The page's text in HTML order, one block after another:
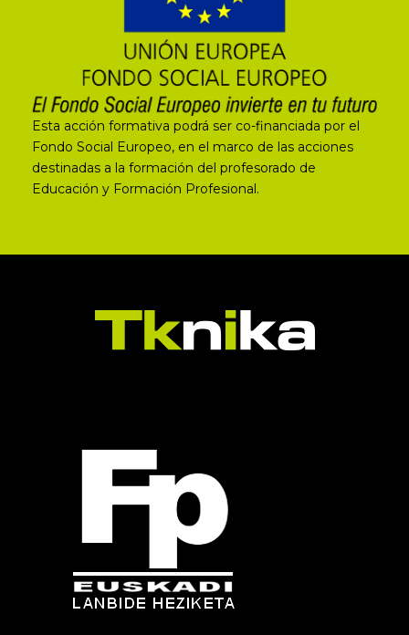
Esta acción formativa podrá ser co-financiada por el
Fondo Social Europeo, en el marco de las acciones
destinadas a la formación del profesorado de
Educación y Formación Profesional.